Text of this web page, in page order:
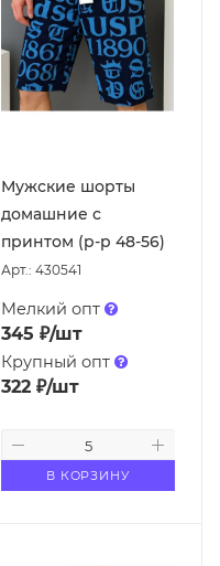
Мужские шорты
домашние с
принтом (р-р 48-56)
Арт.: 430541
Мелкий опт
345 ₽/шт
Крупный опт
322₽/шт
В КОРЗИНУ